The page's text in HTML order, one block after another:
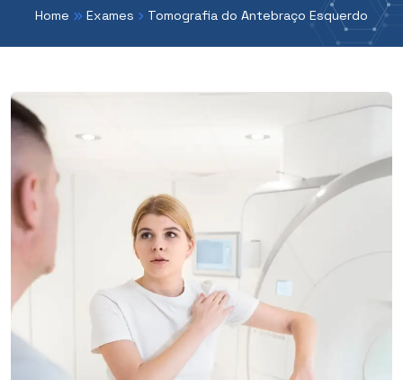
Home Exames Tomografia do Antebraço Esquerdo